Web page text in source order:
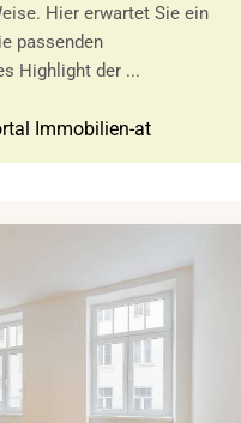
Hier erwartet Sie ein
passenden
Highlight der ...
Immobilien-at